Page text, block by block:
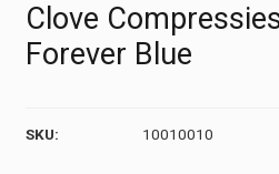
Clove
Forever Blue
SKU: 10010010